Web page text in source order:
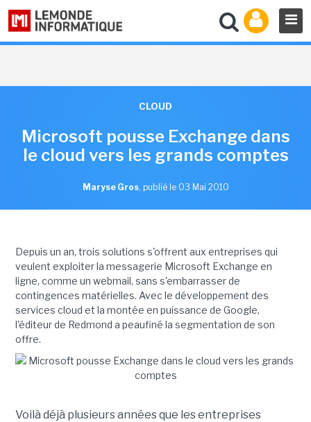
CLOUD
Microsoft pousse Exchange dans
le cloud vers les grands comptes
Maryse Gros, publié le 03 Mai 2010
Depuis un an, trois solutions s'offrent aux entreprises qui
veulent exploiter la messagerie Microsoft Exchange en
ligne, comme un webmail, sans s'embarrasser de
contingences matérielles. Avec le développement des
services cloud et la montée en puissance de Google,
l'éditeur de Redmond a peaufiné la segmentation de son
offre.
Voilà déjà plusieurs années que les entreprises